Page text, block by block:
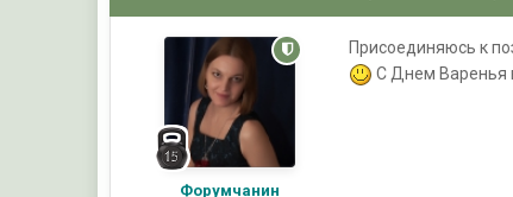
Форумчанин
Присоединяюсь к
С Днем Варенья